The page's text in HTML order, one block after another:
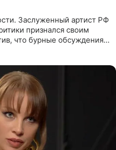
Заслуженный артист РФ
признался своим
что бурные обсуждения